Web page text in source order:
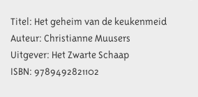
Titel: Het geheim van de keukenmeid
Auteur: Christianne Muusers
Uitgever: Het Zwarte Schaap
ISBN: 9789492821102